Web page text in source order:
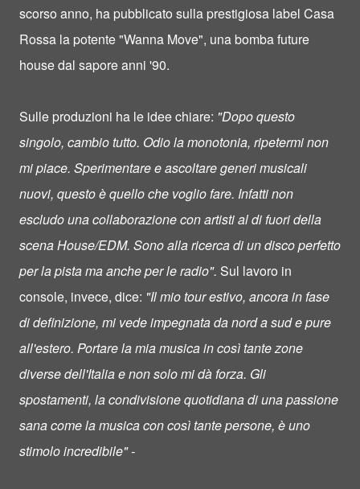
scorso anno, ha pubblicato sulla prestigiosa label Casa
Rossa la potente "Wanna Move", una bomba future
house dal sapore anni '90.
Sulle produzioni ha le idee chiare: "Dopo questo
singolo, cambio tutto. Odio la monotonia, ripetermi non
mi piace. Sperimentare e ascoltare generi musicali
nuovi, questo è quello che voglio fare. Infatti non
escludo una collaborazione con artisti al di fuori della
scena House/EDM. Sono alla ricerca di un disco perfetto
per la pista ma anche per le radio". Sul lavoro in
console, invece, dice: "Il mio tour estivo, ancora in fase
di definizione, mi vede impegnata da nord a sud e pure
all'estero. Portare la mia musica in così tante zone
diverse dell'Italia e non solo mi dà forza. Gli
spostamenti, la condivisione quotidiana di una passione
sana come la musica con così tante persone, è uno
stimolo incredibile" -